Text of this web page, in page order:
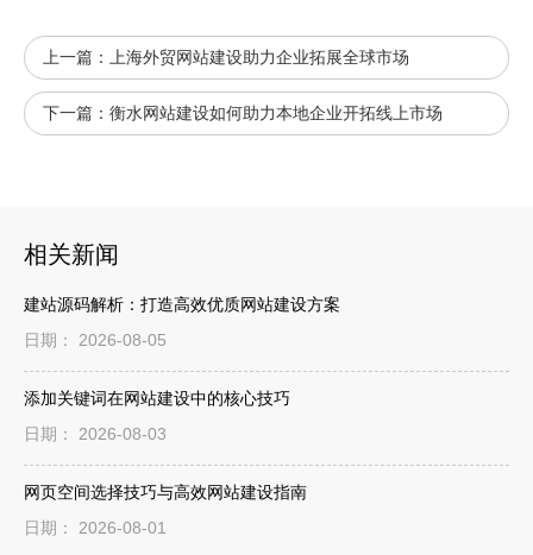
上一篇： 上海外贸网站建设助力企业拓展全球市场
下一篇： 衡水网站建设如何助力本地企业开拓线上市场
相关新闻
建站源码解析：打造高效优质网站建设方案
日期： 2026-08-05
添加关键词在网站建设中的核心技巧
日期： 2026-08-03
网页空间选择技巧与高效网站建设指南
日期： 2026-08-01